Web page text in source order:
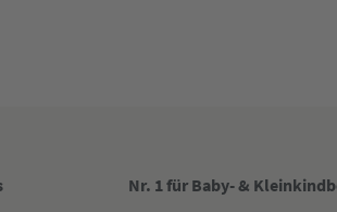
Nr. 1 für Baby- &